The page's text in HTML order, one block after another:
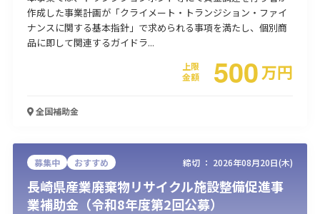
作成した事業計画が「クライメート・トランジション・ファイ
ナンスに関する基本指針」で求められる事項を満たし、個別商
品に即して関連するガイドラ...
上限
金額
500万円
全国補助金
募集中 おすすめ 締切 ： 2026年08月20日(木)
長崎県産業廃棄物リサイクル施設整備促進事
業補助金（令和8年度第2回公募）